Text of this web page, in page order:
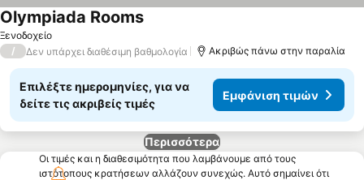
Ξενοδοχείο
Olympiada RoomsΕμφάνιση τιμών
/ Δεν υπάρχει διαθέσιμη βαθμολογία Ακριβώς πάνω στην παραλία
Επιλέξτε ημερομηνίες, για να
δείτε τις ακριβείς τιμές
Εμφάνιση τιμών
Περισσότερα
Οι τιμές και η διαθεσιμότητα που λαμβάνουμε από τους
ιστότοπους κρατήσεων αλλάζουν συνεχώς. Αυτό σημαίνει ότι